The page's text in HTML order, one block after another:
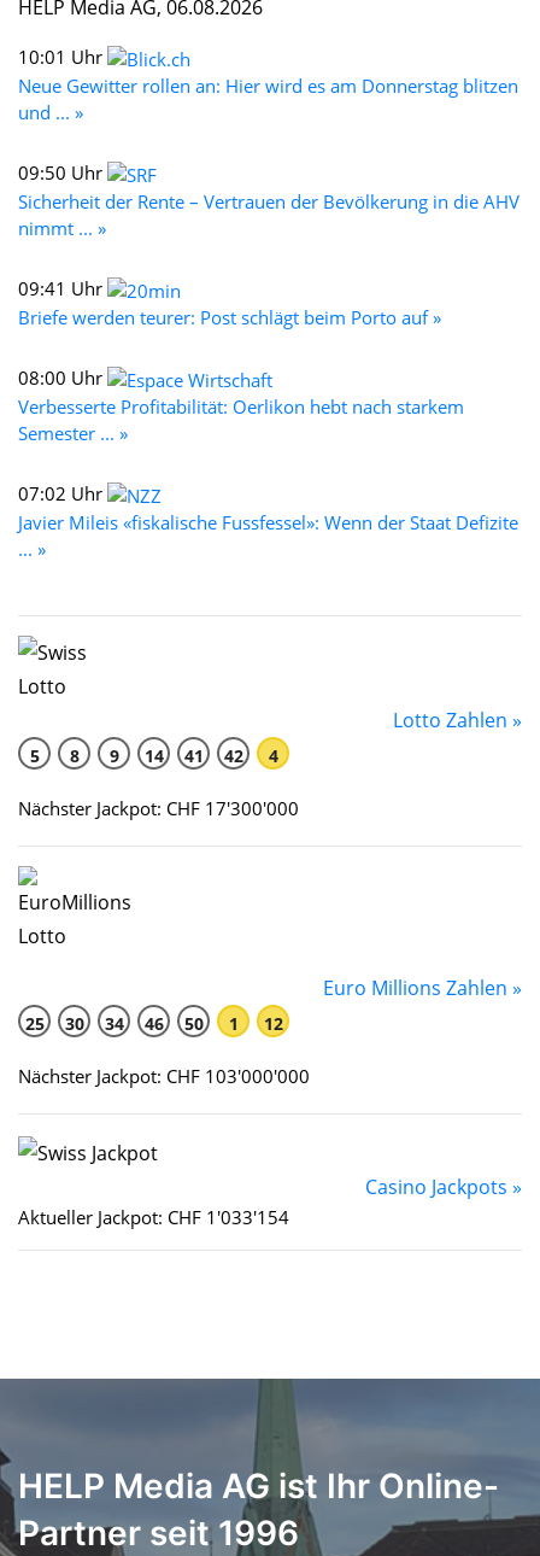
HELP Media AG, 06.08.2026
10:01 Uhr
Neue Gewitter rollen an: Hier wird es am Donnerstag blitzen
und ... »
09:50 Uhr
Sicherheit der Rente – Vertrauen der Bevölkerung in die AHV
nimmt ... »
09:41 Uhr
Briefe werden teurer: Post schlägt beim Porto auf »
08:00 Uhr
Verbesserte Profitabilität: Oerlikon hebt nach starkem
Semester ... »
07:02 Uhr
Javier Mileis «fiskalische Fussfessel»: Wenn der Staat Defizite
... »
Lotto Zahlen »
5 8 9 14 41 42 4
Nächster Jackpot: CHF 17'300'000
Euro Millions Zahlen »
25 30 34 46 50 1 12
Nächster Jackpot: CHF 103'000'000
Casino Jackpots »
Aktueller Jackpot: CHF 1'033'154
HELP Media AG ist Ihr Online-
Partner seit 1996